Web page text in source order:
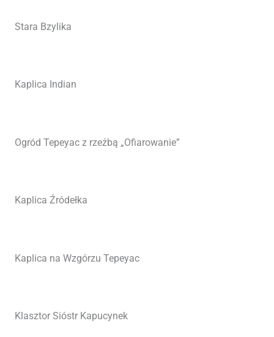
Stara Bzylika
Kaplica Indian
Ogród Tepeyac z rzeźbą „Ofiarowanie”
Kaplica Źródełka
Kaplica na Wzgórzu Tepeyac
Klasztor Sióstr Kapucynek